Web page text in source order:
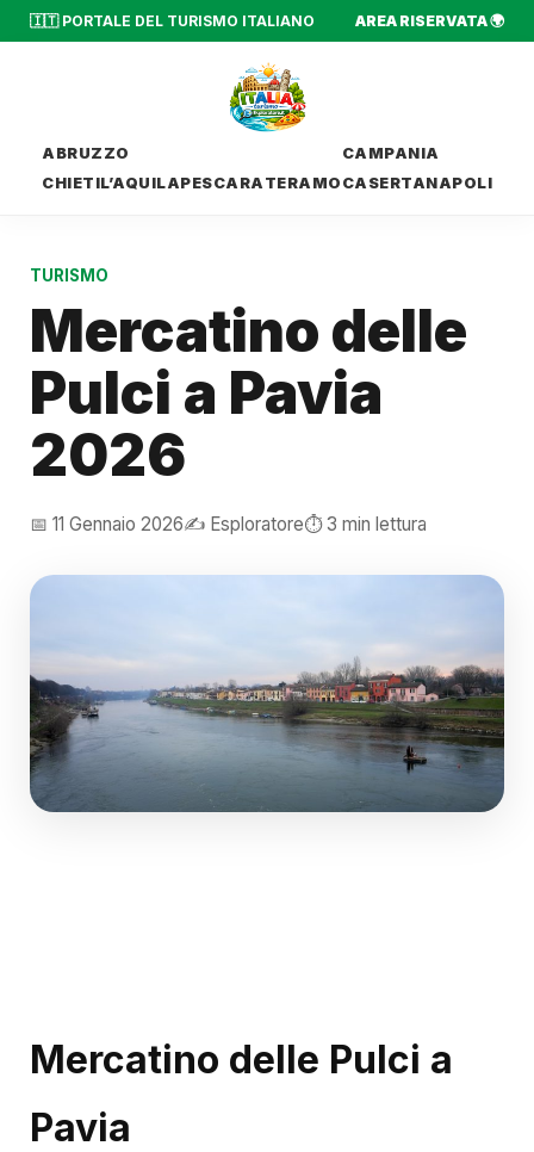
🇮🇹 PORTALE DEL TURISMO ITALIANO AREA RISERVATA 🌍
ABRUZZO
CHIETIL’AQUILAPESCARA TERAMO
CAMPANIA
CASERTANAPOLI
TURISMO
Mercatino delle
Pulci a Pavia
2026
📅 11 Gennaio 2026✍️ Esploratore⏱️ 3 min lettura
Mercatino delle Pulci a
Pavia